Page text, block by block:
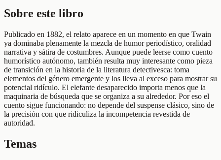
Sobre este libro
Publicado en 1882, el relato aparece en un momento en que Twain
ya dominaba plenamente la mezcla de humor periodístico, oralidad
narrativa y sátira de costumbres. Aunque puede leerse como cuento
humorístico autónomo, también resulta muy interesante como pieza
de transición en la historia de la literatura detectivesca: toma
elementos del género emergente y los lleva al exceso para mostrar su
potencial ridículo. El elefante desaparecido importa menos que la
maquinaria de búsqueda que se organiza a su alrededor. Por eso el
cuento sigue funcionando: no depende del suspense clásico, sino de
la precisión con que ridiculiza la incompetencia revestida de
autoridad.
Temas